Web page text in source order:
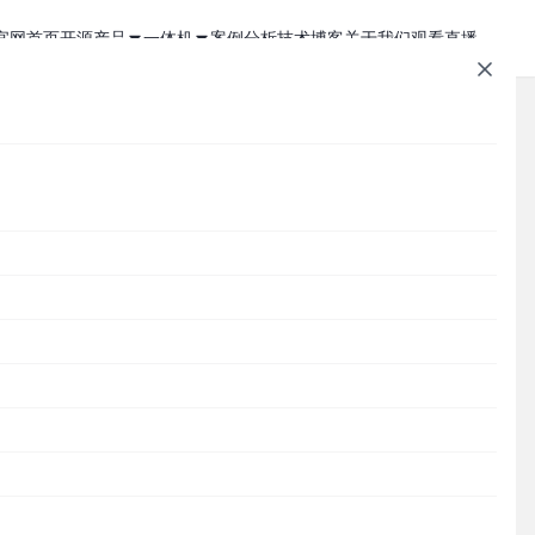
网首页开源产品
一体机
案例分析技术博客关于我们观看直播